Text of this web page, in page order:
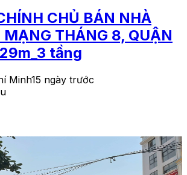
CHỦ BÁN NHÀ
MẠNG THÁNG 8, QUẬN
tầng
Minh15 ngày trước